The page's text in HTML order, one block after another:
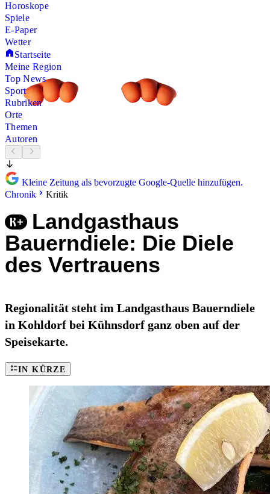
Horoskope
Spiele
E-Paper
Wetter
Startseite
Meine Region
Top News
Sport
Rubriken
Orte
Themen
Autoren
Kleine Zeitung als bevorzugte Google-Quelle hinzufügen.
Chronik
Kritik
Landgasthaus
Bauerndiele: Die Diele
des Vertrauens
Regionalität steht im Landgasthaus Bauerndiele
in Kohldorf bei Kühnsdorf ganz oben auf der
Speisekarte.
IN KÜRZE